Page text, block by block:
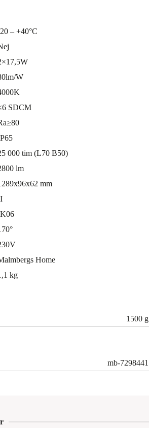
– +40°C
W
SDCM
000 tim (L70 B50)
lm
mm
Home
kg
1500 g
mb-7298441